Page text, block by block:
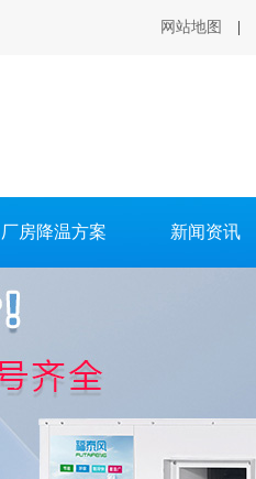
网站地图
厂房降温方案 新闻资讯